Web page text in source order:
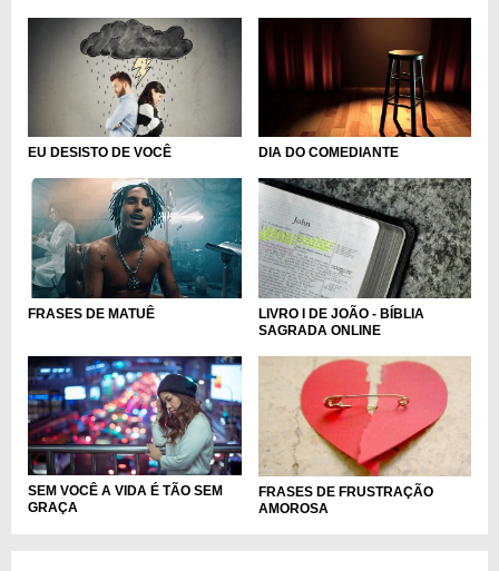
EU DESISTO DE VOCÊ DIA DO COMEDIANTE
FRASES DE MATUÊ
LIVRO I DE JOÃO - BÍBLIA
SAGRADA ONLINE
SEM VOCÊ A VIDA É TÃO SEM
GRAÇA
FRASES DE FRUSTRAÇÃO
AMOROSA